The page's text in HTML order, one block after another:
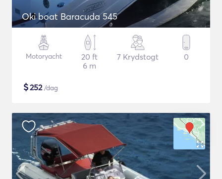
Oki boat Baracuda 545
Motoryacht
20 ft
6 m
7 Krydstogt 0
$252/dag